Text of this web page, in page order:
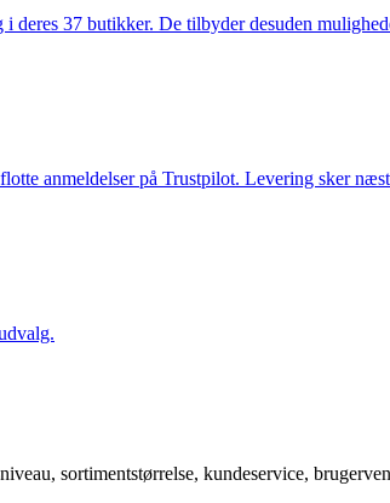
37 butikker. De tilbyder desuden
anmeldelser på Trustpilot. Levering sker
sortimentstørrelse, kundeservice,